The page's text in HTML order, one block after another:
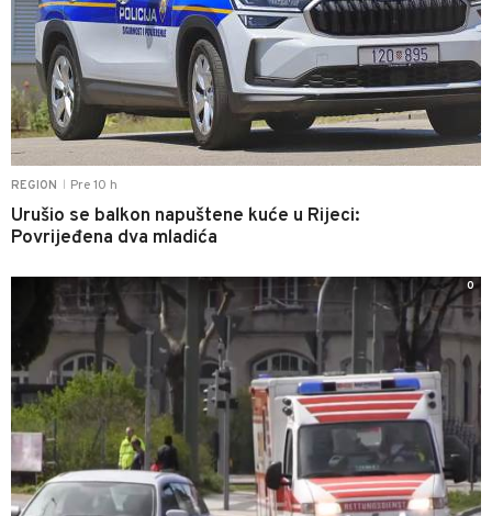
REGION Pre 10 h
Urušio se balkon napuštene kuće u Rijeci:
Povrijeđena dva mladića
0